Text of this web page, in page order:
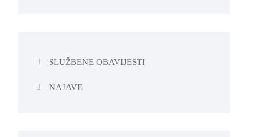
SLUŽBENE OBAVIJESTI
NAJAVE